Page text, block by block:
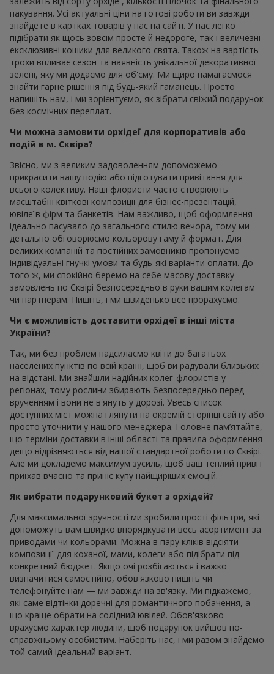
пакування. Усі актуальні ціни на готові роботи ви завжди
знайдете в картках товарів у нас на сайті. У нас легко
підібрати як щось зовсім просте й недороге, так і величезні
ексклюзивні кошики для великого свята. Також на вартість
трохи впливає сезон та наявність унікальної декоративної
зелені, яку ми додаємо для об'єму. Ми щиро намагаємося
знайти гарне рішення під будь-який гаманець. Просто
напишіть нам, і ми зорієнтуємо, як зібрати свіжий подарунок
без космічних переплат.
Чи можна замовити орхідеї для корпоративів або
подій в м. Сквіра?
Звісно, ми з великим задоволенням допоможемо
прикрасити вашу подію або підготувати привітання для
всього колективу. Наші флористи часто створюють
масштабні квіткові композиції для бізнес-презентацій,
ювілеїв фірм та банкетів. Нам важливо, щоб оформлення
ідеально пасувало до загального стилю вечора, тому ми
детально обговорюємо кольорову гаму й формат. Для
великих компаній та постійних замовників пропонуємо
індивідуальні гнучкі умови та будь-які варіанти оплати. До
того ж, ми спокійно беремо на себе масову доставку
замовлень по Сквірі безпосередньо в руки вашим колегам
чи партнерам. Пишіть, і ми швиденько все прорахуємо.
Чи є можливість доставити орхідеї в інші міста
України?
Так, ми без проблем надсилаємо квіти до багатьох
населених пунктів по всій країні, щоб ви радували близьких
на відстані. Ми знайшли надійних колег-флористів у
регіонах, тому рослини збирають безпосередньо перед
врученням і вони не в'януть у дорозі. Увесь список
доступних міст можна глянути на окремій сторінці сайту або
просто уточнити у нашого менеджера. Головне пам’ятайте,
що терміни доставки в інші області та правила оформлення
дещо відрізняються від нашої стандартної роботи по Сквірі.
Але ми докладемо максимум зусиль, щоб ваш теплий привіт
приїхав вчасно та приніс купу найщиріших емоцій.
Як вибрати подарунковий букет з орхідей?
Для максимальної зручності ми зробили прості фільтри, які
допоможуть вам швидко впорядкувати весь асортимент за
приводами чи кольорами. Можна в пару кліків відсіяти
композиції для коханої, мами, колеги або підібрати під
конкретний бюджет. Якщо очі розбігаються і важко
визначитися самостійно, обов'язково пишіть чи
телефонуйте нам — ми завжди на зв'язку. Ми підкажемо,
які саме відтінки доречні для романтичного побачення, а
що краще обрати на солідний ювілей. Обов'язково
врахуємо характер людини, щоб подарунок вийшов по-
справжньому особистим. Наберіть нас, і ми разом знайдемо
той самий ідеальний варіант.